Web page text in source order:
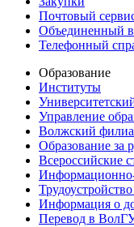
Почтовый
Объединенный
Телефонный
Образование
Институты
Управление
Волжский
Образование за
Всероссийские
Информационно-
Информация о
Перевод в